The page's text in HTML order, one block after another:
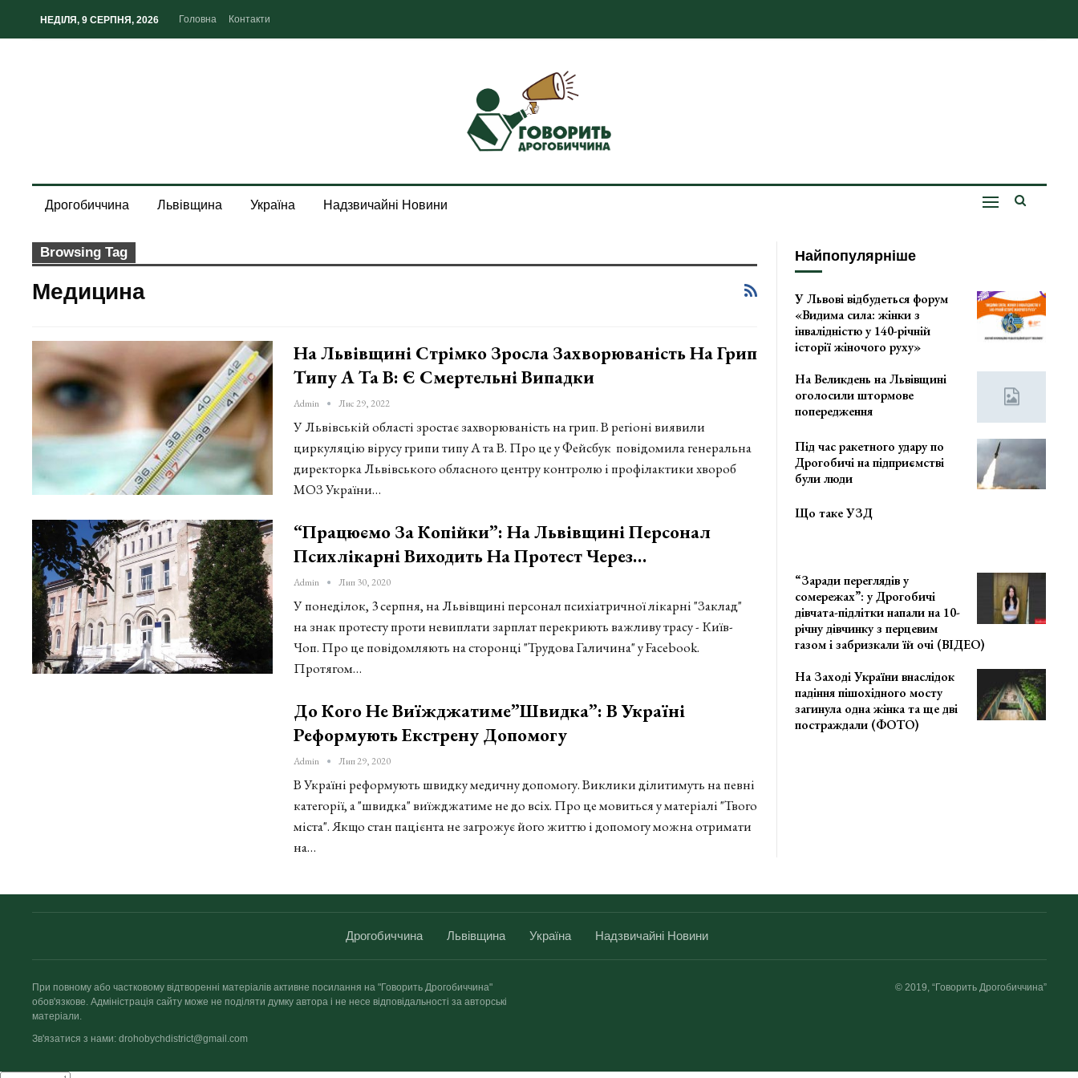
НЕДІЛЯ, 9 СЕРПНЯ, 2026 Головна Контакти
Дрогобиччина Львівщина Україна Надзвичайні Новини
Browsing Tag
Медицина
На Львівщині Стрімко Зросла Захворюваність На Грип
Типу А Та В: Є Смертельні Випадки
Admin Лис 29, 2022
У Львівській області зростає захворюваність на грип. В регіоні виявили
циркуляцію вірусу грипи типу А та В. Про це у Фейсбук повідомила генеральна
директорка Львівського обласного центру контролю і профілактики хвороб
МОЗ України…
“Працюємо За Копійки”: На Львівщині Персонал
Психлікарні Виходить На Протест Через…
Admin Лип 30, 2020
У понеділок, 3 серпня, на Львівщині персонал психіатричної лікарні "Заклад"
на знак протесту проти невиплати зарплат перекриють важливу трасу - Київ-
Чоп. Про це повідомляють на сторонці "Трудова Галичина" у Facebook.
Протягом…
До Кого Не Виїжджатиме”швидка”: В Україні
Реформують Екстрену Допомогу
Admin Лип 29, 2020
В Україні реформують швидку медичну допомогу. Виклики ділитимуть на певні
категорії, а "швидка" виїжджатиме не до всіх. Про це мовиться у матеріалі "Твого
міста". Якщо стан пацієнта не загрожує його життю і допомогу можна отримати
на…
Найпопулярніше
У Львові відбудеться форум
«Видима сила: жінки з
інвалідністю у 140-річній
історії жіночого руху»
На Великдень на Львівщині
оголосили штормове
попередження
Під час ракетного удару по
Дрогобичі на підприємстві
були люди
Що таке УЗД
“Заради переглядів у
сомережах”: у Дрогобичі
дівчата-підлітки напали на 10-
річну дівчинку з перцевим
газом і забризкали їй очі (ВІДЕО)
На Заході України внаслідок
падіння пішохідного мосту
загинула одна жінка та ще дві
постраждали (ФОТО)
Дрогобиччина Львівщина Україна Надзвичайні Новини
При повному або частковому відтворенні матеріалів активне посилання на "Говорить Дрогобиччина"
обов'язкове. Адміністрація сайту може не поділяти думку автора і не несе відповідальності за авторські
матеріали.
Зв'язатися з нами: drohobychdistrict@gmail.com
© 2019, “Говорить Дрогобиччина”